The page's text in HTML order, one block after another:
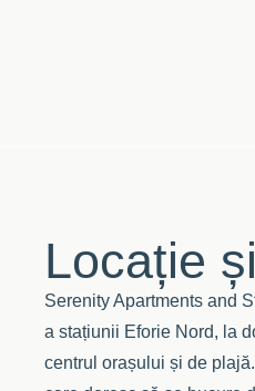
Locație
Serenity Apartments and
a stațiunii Eforie Nord, la
centrul orașului și de